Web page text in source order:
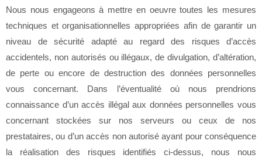
Nous nous engageons à mettre en oeuvre toutes les mesures
techniques et organisationnelles appropriées afin de garantir un
niveau de sécurité adapté au regard des risques d’accès
accidentels, non autorisés ou illégaux, de divulgation, d’altération,
de perte ou encore de destruction des données personnelles
vous concernant. Dans l’éventualité où nous prendrions
connaissance d’un accès illégal aux données personnelles vous
concernant stockées sur nos serveurs ou ceux de nos
prestataires, ou d’un accès non autorisé ayant pour conséquence
la réalisation des risques identifiés ci-dessus, nous nous